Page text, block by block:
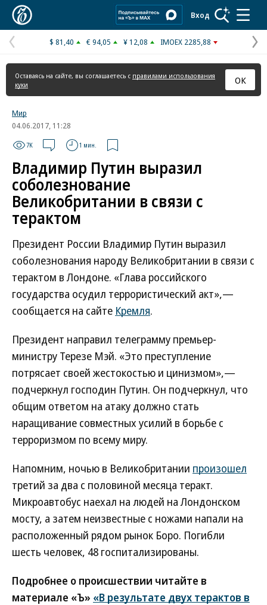
Вход
Предыдущая
страница
$ 81,40 € 94,05 ¥ 12,08 IMOEX 2285,88
Оставаясь на сайте, вы соглашаетесь с правилами использования
куки
ОК
Мир
04.06.2017, 11:28
7K 1 мин.
Владимир Путин выразил
соболезнование
Великобритании в связи с
терактом
Президент России Владимир Путин выразил
соболезнования народу Великобритании в связи с
терактом в Лондоне. «Глава российского
государства осудил террористический акт»,—
сообщается на сайте Кремля.
Президент направил телеграмму премьер-
министру Терезе Мэй. «Это преступление
потрясает своей жестокостью и цинизмом»,—
подчеркнул господин Путин. Он подчеркнул, что
общим ответом на атаку должно стать
наращивание совместных усилий в борьбе с
терроризмом по всему миру.
Напомним, ночью в Великобритании произошел
третий за два с половиной месяца теракт.
Микроавтобус наехал на людей на Лондонском
мосту, а затем неизвестные с ножами напали на
расположенный рядом рынок Боро. Погибли
шесть человек, 48 госпитализированы.
Подробнее о происшествии читайте в
материале «Ъ» «В результате двух терактов в